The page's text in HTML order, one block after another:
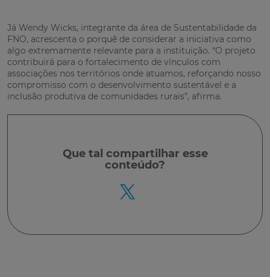
Já Wendy Wicks, integrante da área de Sustentabilidade da
FNO, acrescenta o porquê de considerar a iniciativa como
algo extremamente relevante para a instituição. “O projeto
contribuirá para o fortalecimento de vínculos com
associações nos territórios onde atuamos, reforçando nosso
compromisso com o desenvolvimento sustentável e a
inclusão produtiva de comunidades rurais”, afirma.
Que tal compartilhar esse
conteúdo?